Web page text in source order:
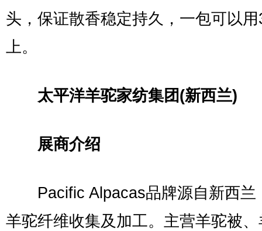
头，保证散香稳定持久，一包可以
上。
太平洋羊驼家纺集团(新西兰)
展商介绍
Pacific Alpacas品牌源自新西兰
羊驼纤维收集及加工。主营羊驼被